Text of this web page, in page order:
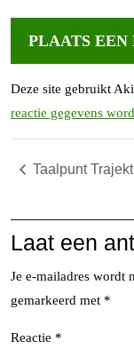
Deze site gebruikt
reactie gegevens
Taalpunt Trajekt
Laat een
Je e-mailadres wordt
gemarkeerd met *
Reactie *